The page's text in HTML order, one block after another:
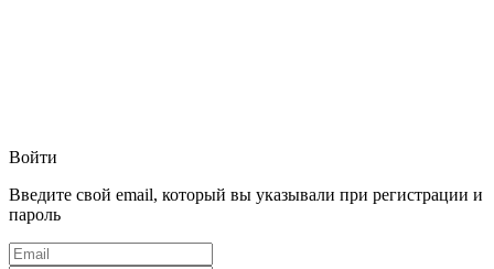
Войти
Введите свой email, который вы указывали при регистрации и
пароль